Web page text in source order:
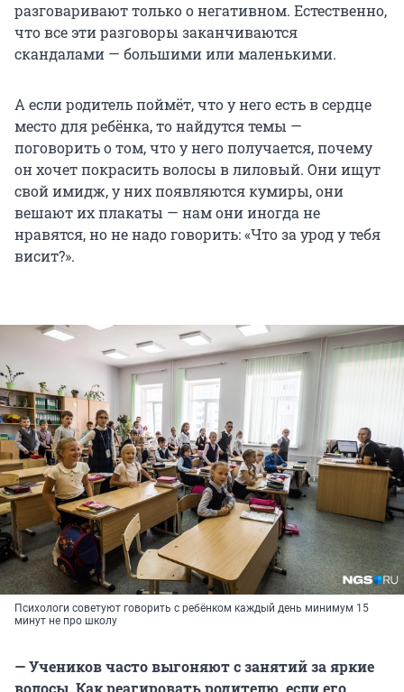
разговаривают только о негативном. Естественно,
что все эти разговоры заканчиваются
скандалами — большими или маленькими.
А если родитель поймёт, что у него есть в сердце
место для ребёнка, то найдутся темы —
поговорить о том, что у него получается, почему
он хочет покрасить волосы в лиловый. Они ищут
свой имидж, у них появляются кумиры, они
вешают их плакаты — нам они иногда не
нравятся, но не надо говорить: «Что за урод у тебя
висит?».
Психологи советуют говорить с ребёнком каждый день минимум 15
минут не про школу
— Учеников часто выгоняют с занятий за яркие